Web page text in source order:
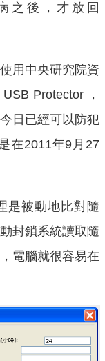
之後，才放回
用中央研究院資
Protector ，
日已經可以防犯
在2011年9月27
是被動地比對隨
封鎖系統讀取隨
電腦就很容易在